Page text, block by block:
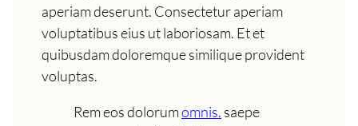
aperiam deserunt. Consectetur aperiam
voluptatibus eius ut laboriosam. Et et
quibusdam doloremque similique provident
voluptas.
Rem eos dolorumomnis. saepe